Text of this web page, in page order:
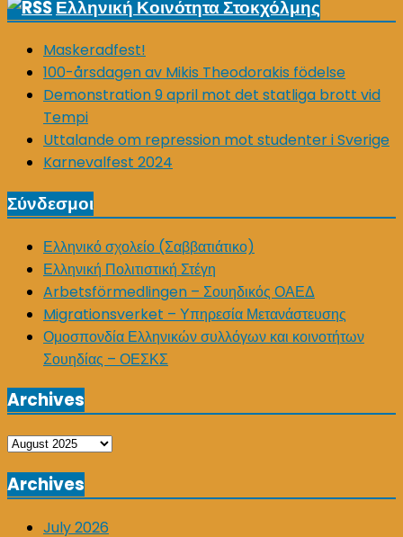
Ελληνική Κοινότητα Στοκχόλμης
Maskeradfest!
100-årsdagen av Mikis Theodorakis födelse
Demonstration 9 april mot det statliga brott vid
Tempi
Uttalande om repression mot studenter i Sverige
Karnevalfest 2024
Σύνδεσμοι
Ελληνικό σχολείο (Σαββατιάτικο)
Ελληνική Πολιτιστική Στέγη
Arbetsförmedlingen – Σουηδικός ΟΑΕΔ
Migrationsverket – Υπηρεσία Μετανάστευσης
Ομοσπονδία Ελληνικών συλλόγων και κοινοτήτων
Σουηδίας – ΟΕΣΚΣ
Archives
Archives
Archives
July 2026